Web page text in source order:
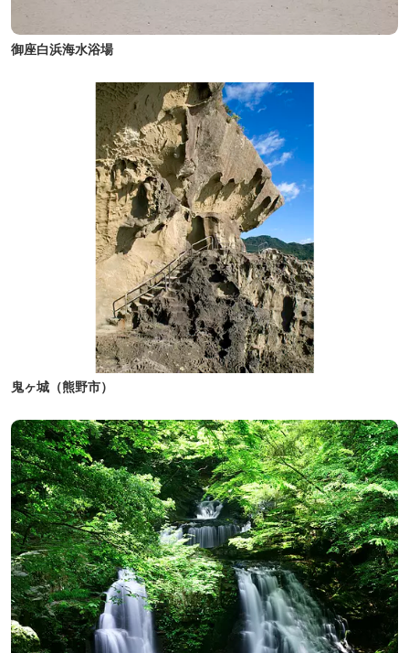
御座白浜海水浴場
鬼ヶ城（熊野市）